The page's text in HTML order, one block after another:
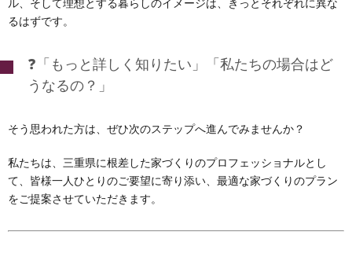
ル、そして理想とする暮らしのイメージは、きっとそれぞれに異な
るはずです。
❓「もっと詳しく知りたい」「私たちの場合はど
うなるの？」
そう思われた方は、ぜひ次のステップへ進んでみませんか？
私たちは、三重県に根差した家づくりのプロフェッショナルとし
て、皆様一人ひとりのご要望に寄り添い、最適な家づくりのプラン
をご提案させていただきます。